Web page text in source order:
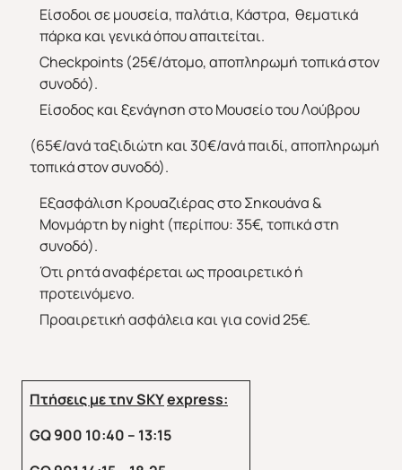
Είσοδοι σε μουσεία, παλάτια, Κάστρα, θεματικά
πάρκα και γενικά όπου απαιτείται.
Checkpoints (25€/άτομο, αποπληρωμή τοπικά στον
συνοδό).
Είσοδος και ξενάγηση στο Μουσείο του Λούβρου
(65€/ανά ταξιδιώτη και 30€/ανά παιδί, αποπληρωμή
τοπικά στον συνοδό).
Εξασφάλιση Κρουαζιέρας στο Σηκουάνα &
Μονμάρτη by night (περίπου: 35€, τοπικά στη
συνοδό).
Ότι ρητά αναφέρεται ως προαιρετικό ή
προτεινόμενο.
Προαιρετική ασφάλεια και για covid 25€.
Πτήσεις με τηνSKYexpress:
GQ 900 10:40 – 13:15